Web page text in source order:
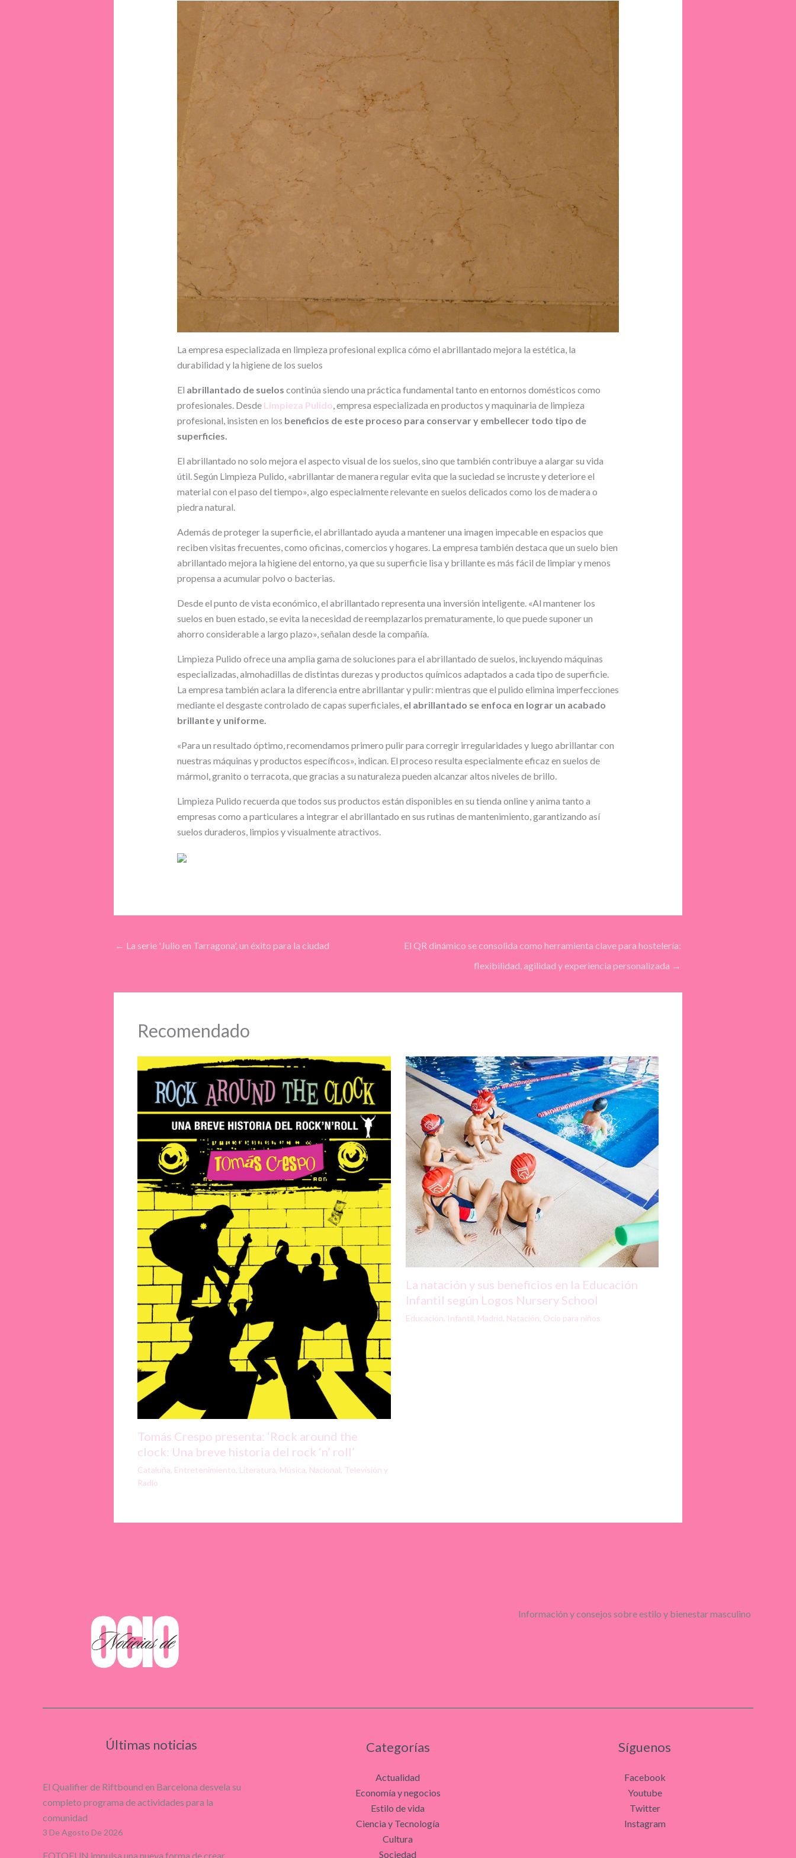
La empresa especializada en limpieza profesional explica cómo el abrillantado mejora la estética, la
durabilidad y la higiene de los suelos
El abrillantado de suelos continúa siendo una práctica fundamental tanto en entornos domésticos como
profesionales. Desde Limpieza Pulido, empresa especializada en productos y maquinaria de limpieza
profesional, insisten en los beneficios de este proceso para conservar y embellecer todo tipo de
superficies.
El abrillantado no solo mejora el aspecto visual de los suelos, sino que también contribuye a alargar su vida
útil. Según Limpieza Pulido, «abrillantar de manera regular evita que la suciedad se incruste y deteriore el
material con el paso del tiempo», algo especialmente relevante en suelos delicados como los de madera o
piedra natural.
Además de proteger la superficie, el abrillantado ayuda a mantener una imagen impecable en espacios que
reciben visitas frecuentes, como oficinas, comercios y hogares. La empresa también destaca que un suelo bien
abrillantado mejora la higiene del entorno, ya que su superficie lisa y brillante es más fácil de limpiar y menos
propensa a acumular polvo o bacterias.
Desde el punto de vista económico, el abrillantado representa una inversión inteligente. «Al mantener los
suelos en buen estado, se evita la necesidad de reemplazarlos prematuramente, lo que puede suponer un
ahorro considerable a largo plazo», señalan desde la compañía.
Limpieza Pulido ofrece una amplia gama de soluciones para el abrillantado de suelos, incluyendo máquinas
especializadas, almohadillas de distintas durezas y productos químicos adaptados a cada tipo de superficie.
La empresa también aclara la diferencia entre abrillantar y pulir: mientras que el pulido elimina imperfecciones
mediante el desgaste controlado de capas superficiales, el abrillantado se enfoca en lograr un acabado
brillante y uniforme.
«Para un resultado óptimo, recomendamos primero pulir para corregir irregularidades y luego abrillantar con
nuestras máquinas y productos específicos», indican. El proceso resulta especialmente eficaz en suelos de
mármol, granito o terracota, que gracias a su naturaleza pueden alcanzar altos niveles de brillo.
Limpieza Pulido recuerda que todos sus productos están disponibles en su tienda online y anima tanto a
empresas como a particulares a integrar el abrillantado en sus rutinas de mantenimiento, garantizando así
suelos duraderos, limpios y visualmente atractivos.
← La serie 'Julio en Tarragona', un éxito para la ciudad
El QR dinámico se consolida como herramienta clave para hostelería:
flexibilidad, agilidad y experiencia personalizada →
Recomendado
Tomás Crespo presenta: ‘Rock around the
clock: Una breve historia del rock ‘n’ roll’
Cataluña, Entretenimiento, Literatura, Música, Nacional, Televisión y
Radio
La natación y sus beneficios en la Educación
Infantil según Logos Nursery School
Educación, Infantil, Madrid, Natación, Ocio para niños
Información y consejos sobre estilo y bienestar masculino
Últimas noticias
El Qualifier de Riftbound en Barcelona desvela su
completo programa de actividades para la
comunidad
3 De Agosto De 2026
FOTOFUN impulsa una nueva forma de crear
Categorías
Actualidad
Economía y negocios
Estilo de vida
Ciencia y Tecnología
Cultura
Sociedad
Síguenos
Facebook
Youtube
Twitter
Instagram